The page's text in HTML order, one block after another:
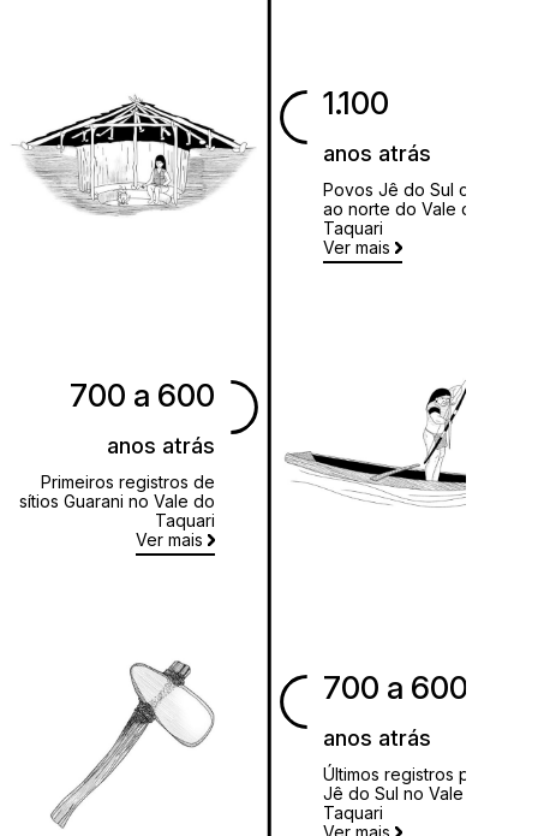
Povos Jê do Sul chegam
ao norte do Vale do
Taquari
Ver mais
1.100
anos atrás
Primeiros registros de
sítios Guarani no Vale do
Taquari
Ver mais
700 a 600
anos atrás
Últimos registros para os
Jê do Sul no Vale do
Taquari
700 a 600
anos atrás